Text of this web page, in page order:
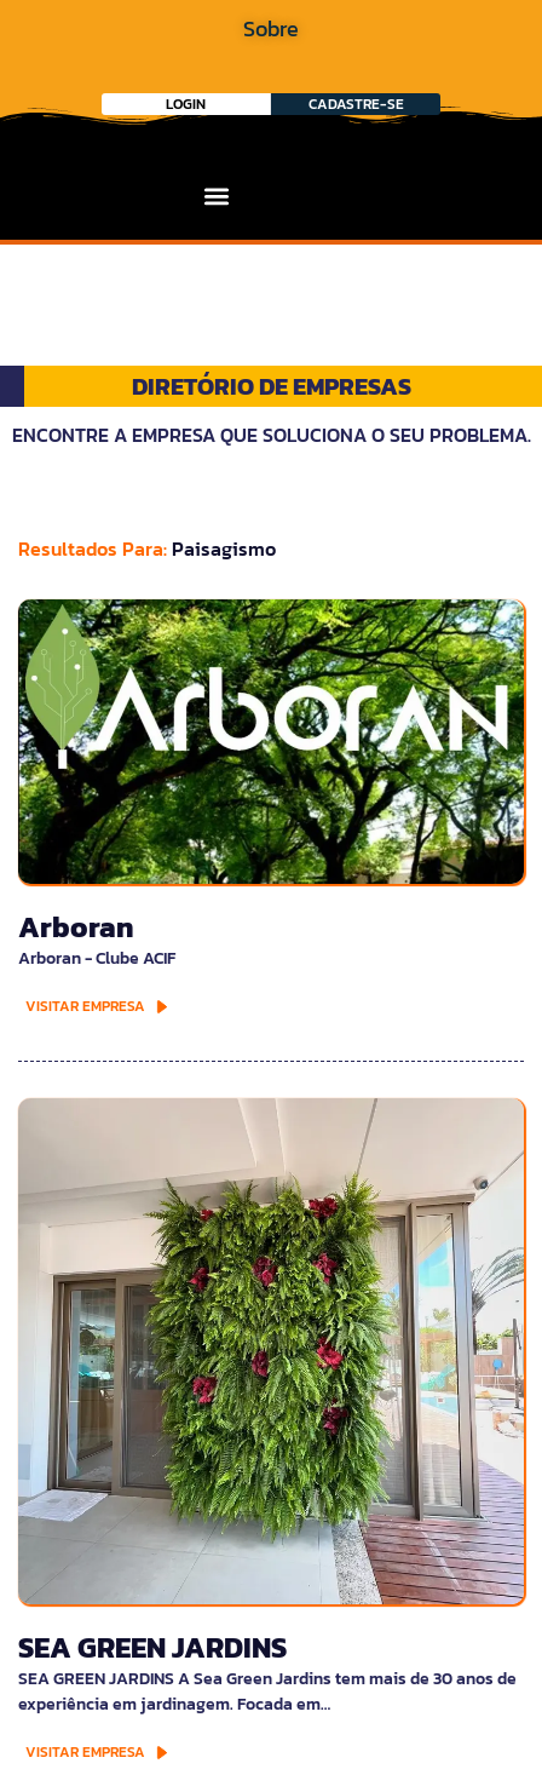
Sobre
LOGIN CADASTRE-SE
DIRETÓRIO DE EMPRESAS
ENCONTRE A EMPRESA QUE SOLUCIONA O SEU PROBLEMA.
Resultados Para: Paisagismo
Arboran
Arboran - Clube ACIF
VISITAR EMPRESA
SEA GREEN JARDINS
SEA GREEN JARDINS A Sea Green Jardins tem mais de 30 anos de
experiência em jardinagem. Focada em…
VISITAR EMPRESA